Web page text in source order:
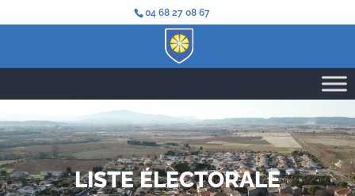
04 68 27 08 67
LISTE ÉLECTORALE